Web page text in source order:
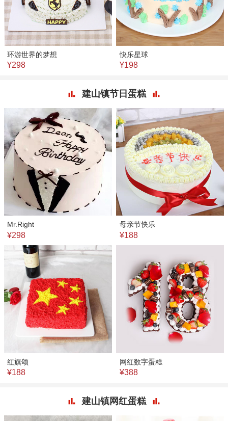
环游世界的梦想
¥298
快乐星球
¥198
建山镇节日蛋糕
Mr.Right
¥298
母亲节快乐
¥188
红旗颂
¥188
网红数字蛋糕
¥388
建山镇网红蛋糕